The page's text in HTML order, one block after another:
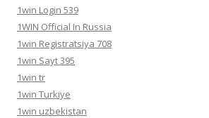
1win Login 539
1WIN Official In Russia
1win Registratsiya 708
1win Sayt 395
1win tr
1win Turkiye
1win uzbekistan